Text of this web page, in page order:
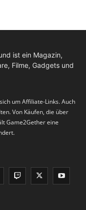
ist ein Magazin,
Filme, Gadgets und
um Affiliate-Links. Auch
Von Käufen, die über
Game2Gether eine